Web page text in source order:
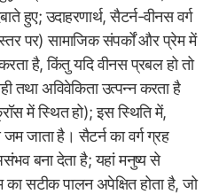
हुए; उदाहरणार्थ, सैटर्न-वीनस वर्ग
पर) सामाजिक संपर्कों और प्रेम में
है, किंतु यदि वीनस प्रबल हो तो
तथा अविवेकिता उत्पन्न करता है
में स्थित हो); इस स्थिति में,
जाता है। सैटर्न का वर्ग ग्रह
बना देता है; यहां मनुष्य से
का सटीक पालन अपेक्षित होता है, जो